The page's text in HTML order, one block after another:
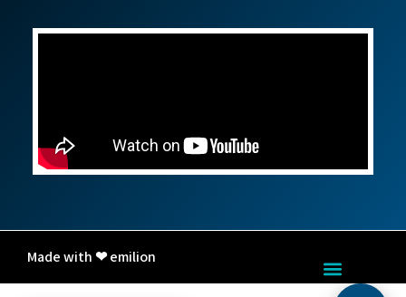
Made with ❤ emilion